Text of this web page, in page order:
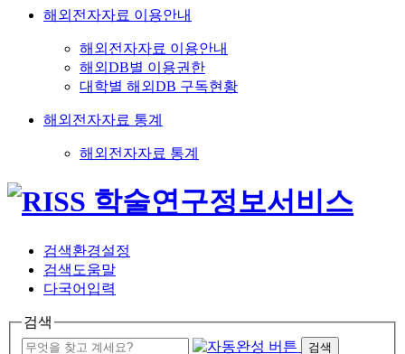
해외전자자료 이용안내
해외전자자료 이용안내
해외DB별 이용권한
대학별 해외DB 구독현황
해외전자자료 통계
해외전자자료 통계
검색환경설정
검색도움말
다국어입력
검색
검색